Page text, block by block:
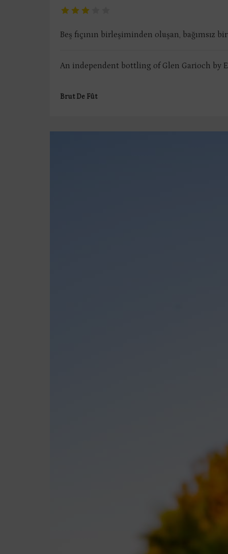
Beş fıçının birleşiminden oluşan, bağımsız
An independent bottling of Glen Garioch by
Brut De Fût